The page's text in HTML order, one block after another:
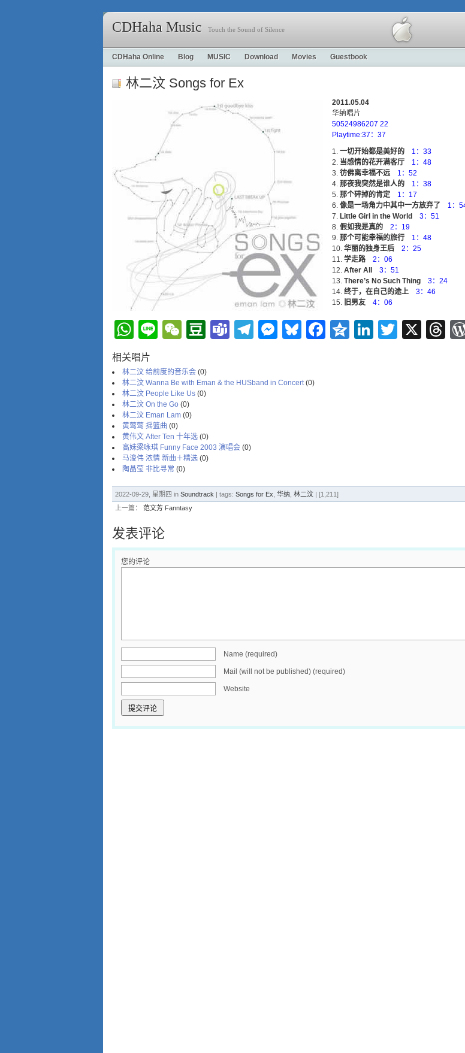
CDHaha Music Touch the Sound of Silence
CDHaha Online Blog MUSIC Download Movies Guestbook
林二汶 Songs for Ex
2011.05.04
华纳唱片
50524986207 22
Playtime:37：37
一切开始都是美好的
1：33
当感情的花开满客厅
1：48
彷佛离幸福不远
1：52
那夜我突然是谁人的
1：38
那个碎掉的肯定
1：17
像是一场角力中其中一方放弃了
1：
Little Girl in the World
3：51
假如我是真的
2：19
那个可能幸福的旅行
1：48
华丽的独身王后
2：25
学走路
2：06
After All
3：51
There’s No Such Thing
3：24
终于，在自己的途上
3：46
旧男友
4：06
WhatsApp
LineWeChat
Douban
TeamsTelegram
Messenger
Bluesky
Facebook
Qzone
LinkedIn
Twitter
X
相关唱片
林二汶 给前度的音乐会 (0)
林二汶 Wanna Be with Eman & the HUSband in Concert(0)
林二汶 People Like Us (0)
林二汶 On the Go (0)
林二汶 Eman Lam (0)
黄莺莺 摇篮曲 (0)
黄伟文 After Ten 十年选 (0)
高妹梁咏琪 Funny Face 2003 演唱会 (0)
马浚伟 浓情 新曲＋精选 (0)
陶晶莹 非比寻常 (0)
2022-09-29, 星期四 in Soundtrack | tags: Songs for Ex 华纳 林二汶 | [1,211]
上一篇： 范文芳 Fanntasy
发表评论
您的评论
Name (required)
Mail (will not be published) (required)
Website